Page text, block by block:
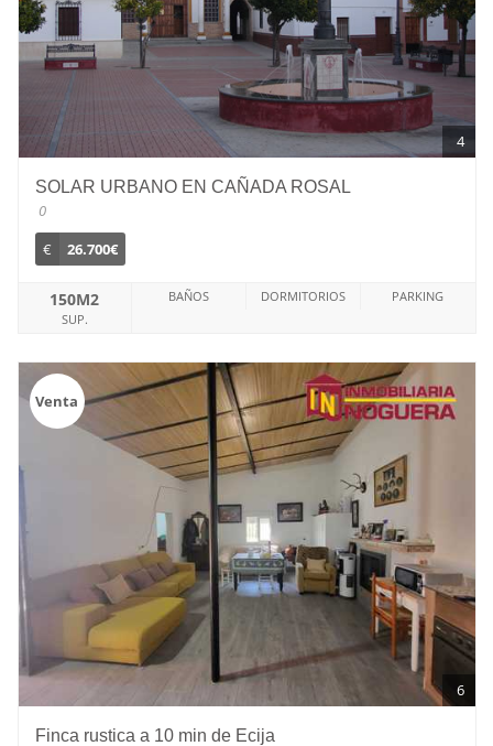
4
SOLAR URBANO EN CAÑADA ROSAL
0
€
26.700€
150M2
SUP.
BAÑOS DORMITORIOS PARKING
6
Venta
Finca rustica a 10 min de Ecija